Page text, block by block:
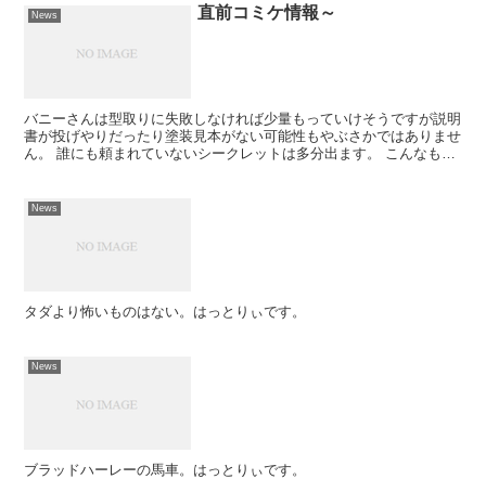
News 直前コミケ情報～
バニーさんは型取りに失敗しなければ少量もっていけそうですが説明
書が投げやりだったり塗装見本がない可能性もやぶさかではありませ
ん。 誰にも頼まれていないシークレットは多分出ます。 こんなもの
News
タダより怖いものはない。はっとりぃです。
News
ブラッドハーレーの馬車。はっとりぃです。